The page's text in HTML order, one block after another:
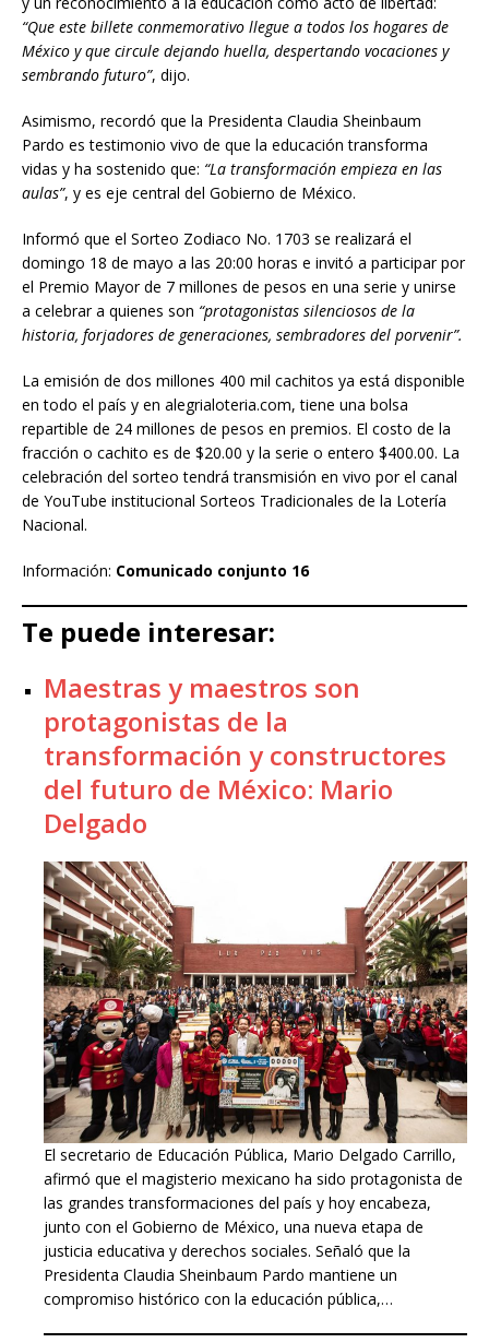
“Que este billete conmemorativo llegue a todos los hogares de
México y que circule dejando huella, despertando vocaciones y
sembrando futuro”, dijo.
Asimismo, recordó que la Presidenta Claudia Sheinbaum
Pardo es testimonio vivo de que la educación transforma
vidas y ha sostenido que: “La transformación empieza en las
aulas”, y es eje central del Gobierno de México.
Informó que el Sorteo Zodiaco No. 1703 se realizará el
domingo 18 de mayo a las 20:00 horas e invitó a participar por
el Premio Mayor de 7 millones de pesos en una serie y unirse
a celebrar a quienes son “protagonistas silenciosos de la
historia, forjadores de generaciones, sembradores del porvenir”.
La emisión de dos millones 400 mil cachitos ya está disponible
en todo el país y en alegrialoteria.com, tiene una bolsa
repartible de 24 millones de pesos en premios. El costo de la
fracción o cachito es de $20.00 y la serie o entero $400.00. La
celebración del sorteo tendrá transmisión en vivo por el canal
de YouTube institucional Sorteos Tradicionales de la Lotería
Nacional.
Información: Comunicado conjunto 16
Te puede interesar:
Maestras y maestros son
protagonistas de la
transformación y constructores
del futuro de México: Mario
Delgado
El secretario de Educación Pública, Mario Delgado Carrillo,
afirmó que el magisterio mexicano ha sido protagonista de
las grandes transformaciones del país y hoy encabeza,
junto con el Gobierno de México, una nueva etapa de
justicia educativa y derechos sociales. Señaló que la
Presidenta Claudia Sheinbaum Pardo mantiene un
compromiso histórico con la educación pública,…